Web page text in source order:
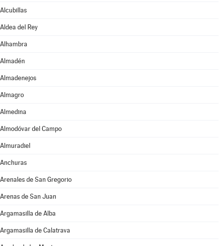
Alcubillas
Aldea del Rey
Alhambra
Almadén
Almadenejos
Almagro
Almedina
Almodóvar del Campo
Almuradiel
Anchuras
Arenales de San Gregorio
Arenas de San Juan
Argamasilla de Alba
Argamasilla de Calatrava